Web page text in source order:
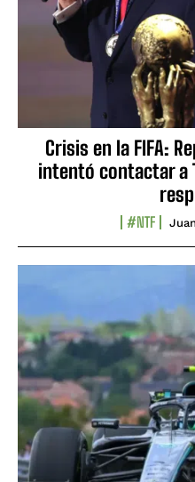
Crisis en la FIFA:
intentó contactar a
#NTF